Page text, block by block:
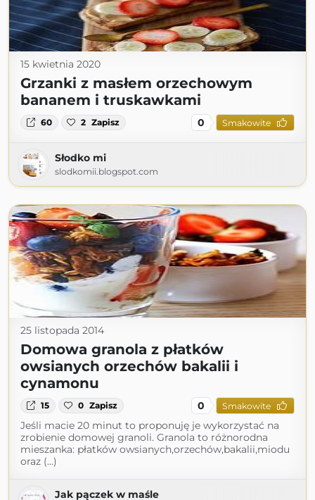
15 kwietnia 2020
Grzanki z masłem orzechowym
bananem i truskawkami
60 2 Zapisz 0 Smakowite
Słodko mi
slodkomii.blogspot.com
25 listopada 2014
Domowa granola z płatków
owsianych orzechów bakalii i
cynamonu
15 0 Zapisz 0 Smakowite
Jeśli macie 20 minut to proponuję je wykorzystać na
zrobienie domowej granoli. Granola to różnorodna
mieszanka: płatków owsianych,orzechów,bakalii,miodu
oraz (...)
Jak pączek w maśle